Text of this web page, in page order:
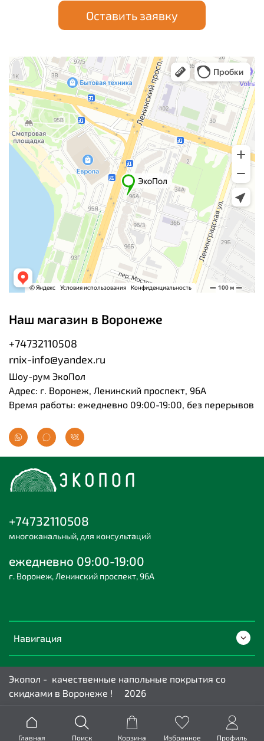
Оставить заявку
Наш магазин в Воронеже
+74732110508
rnix-info@yandex.ru
Шоу-рум ЭкоПол
Адрес: г. Воронеж, Ленинский проспект, 96А
Время работы: ежедневно 09:00-19:00, без перерывов
Навигация
+74732110508
многоканальный, для консультаций
ежедневно 09:00-19:00
г. Воронеж, Ленинский проспект, 96А
Экопол - качественные напольные покрытия со
скидками в Воронеже ! 2026
Главная Поиск Корзина Избранное Профиль